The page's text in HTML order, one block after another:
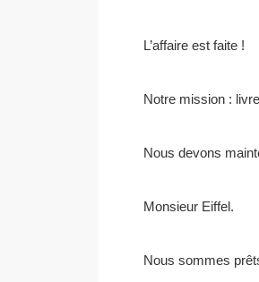
L’affaire est faite !
Notre mission :
Nous devons
Monsieur Eiffel.
Nous sommes